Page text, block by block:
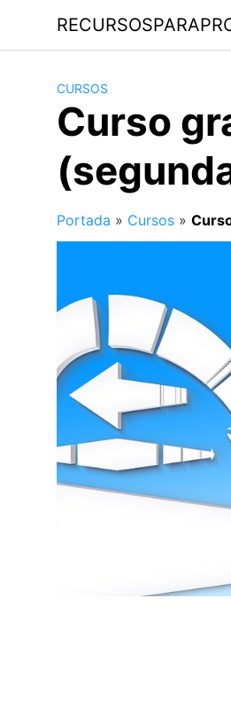
contenido
CURSOS
Curso
Portada » Cursos »